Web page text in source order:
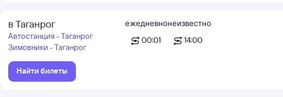
в Таганрог
Автостанция - Таганрог
Зимовники - Таганрог
Найти билеты
ежедневно
00:01
неизвестно
14:00